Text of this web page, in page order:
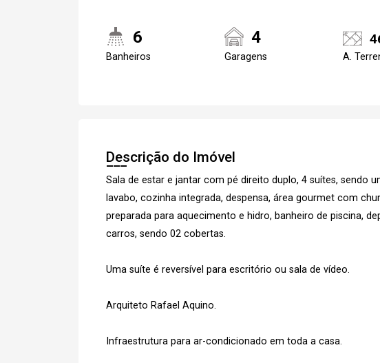
6
Banheiros
4
Garagens A.
Descrição do Imóvel
Sala de estar e jantar com pé direito duplo, 4 suítes, sendo
lavabo, cozinha integrada, despensa, área gourmet com
preparada para aquecimento e hidro, banheiro de piscina,
carros, sendo 02 cobertas.
Uma suíte é reversível para escritório ou sala de vídeo.
Arquiteto Rafael Aquino.
Infraestrutura para ar-condicionado em toda a casa.